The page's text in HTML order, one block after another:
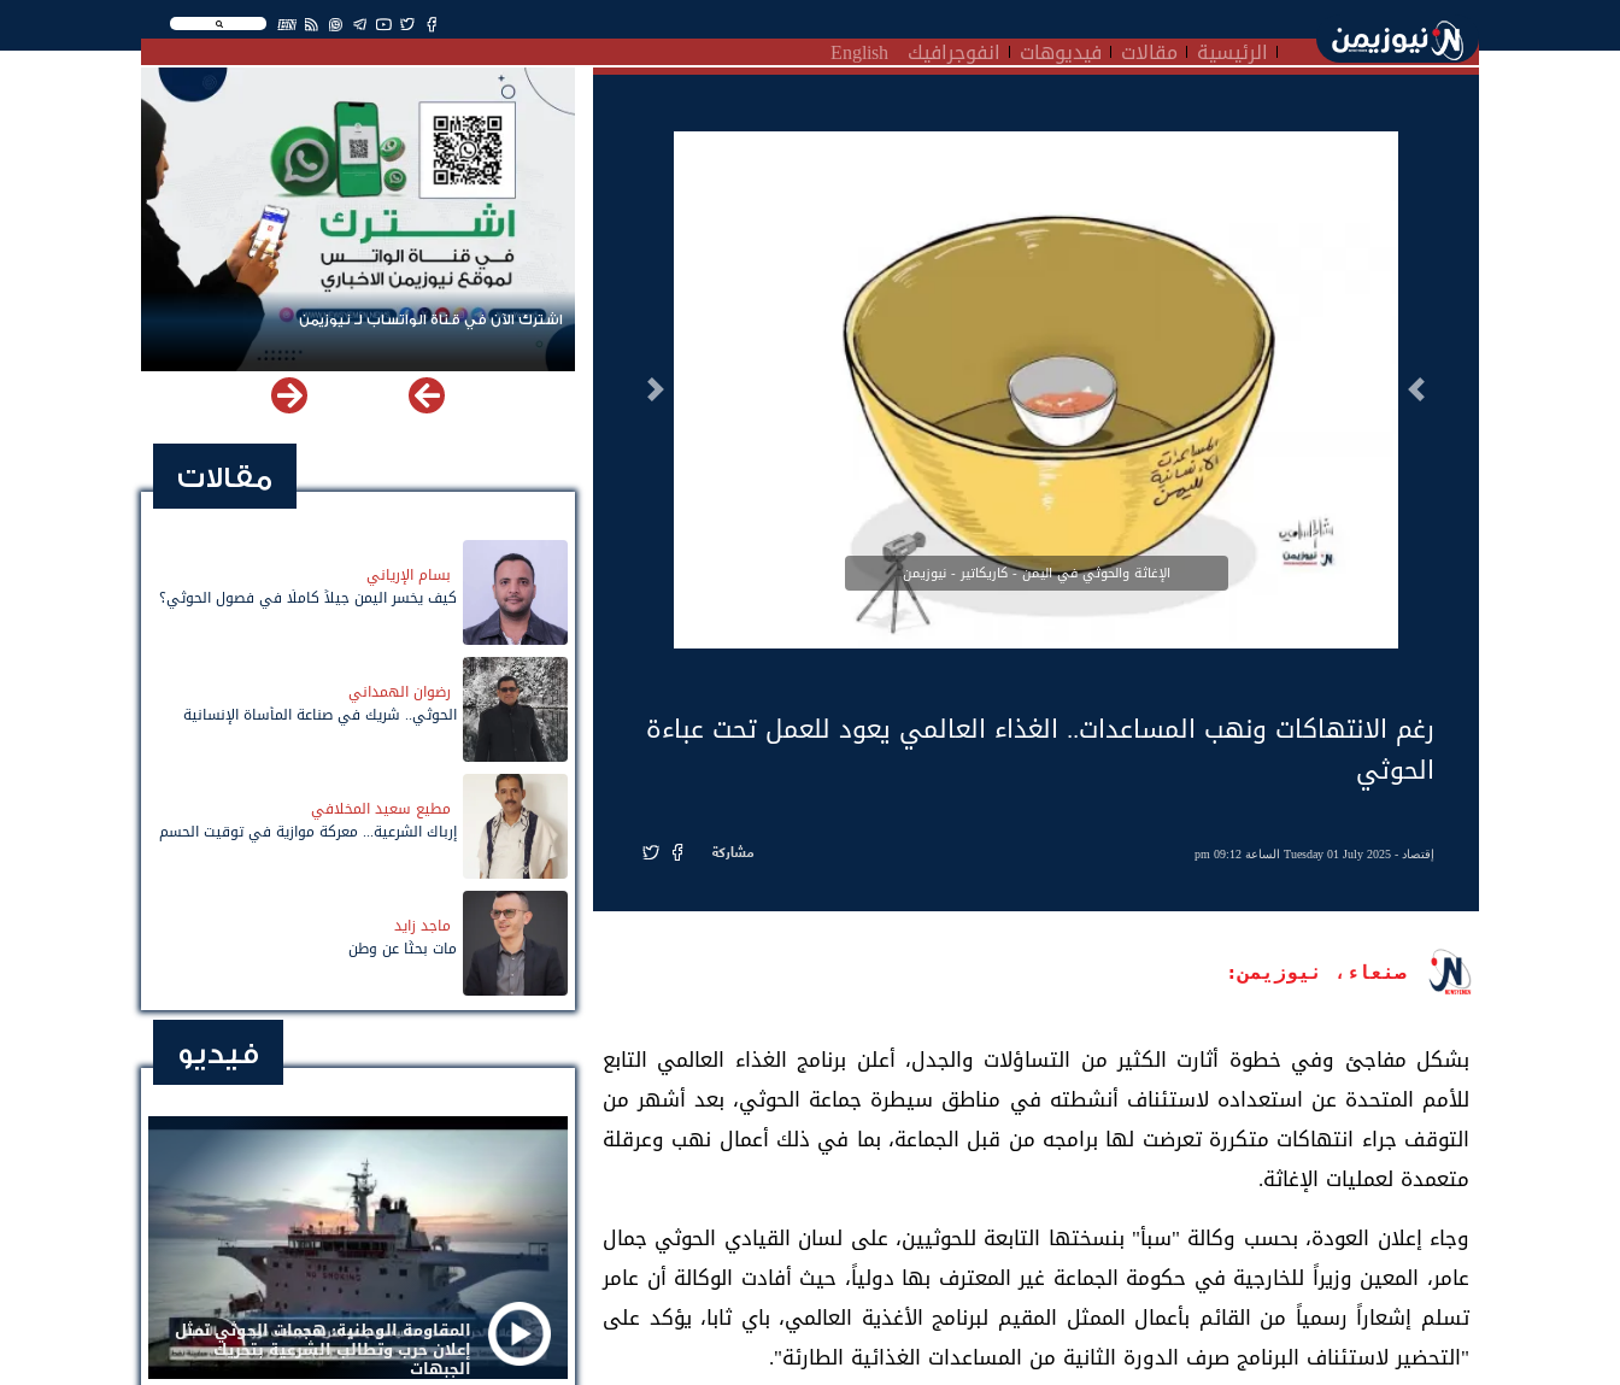
EN
الرئيسية مقالات فيديوهات انفوجرافيك English
الإغاثة والحوثي في اليمن - كاريكاتير - نيوزيمن
السابق التالى
رغم الانتهاكات ونهب المساعدات.. الغذاء العالمي يعود للعمل تحت عباءة
الحوثي
إقتصاد- Tuesday 01 July 2025 الساعة 09:12 pm مشاركة
صنعاء، نيوزيمن:
بشكل مفاجئ وفي خطوة أثارت الكثير من التساؤلات والجدل، أعلن برنامج الغذاء العالمي التابع
للأمم المتحدة عن استعداده لاستئناف أنشطته في مناطق سيطرة جماعة الحوثي، بعد أشهر من
التوقف جراء انتهاكات متكررة تعرضت لها برامجه من قبل الجماعة، بما في ذلك أعمال نهب وعرقلة
متعمدة لعمليات الإغاثة.
وجاء إعلان العودة، بحسب وكالة "سبأ" بنسختها التابعة للحوثيين، على لسان القيادي الحوثي جمال
عامر، المعين وزيراً للخارجية في حكومة الجماعة غير المعترف بها دولياً، حيث أفادت الوكالة أن عامر
تسلم إشعاراً رسمياً من القائم بأعمال الممثل المقيم لبرنامج الأغذية العالمي، باي ثابا، يؤكد على
"التحضير لاستئناف البرنامج صرف الدورة الثانية من المساعدات الغذائية الطارئة".
اشترك الآن في قناة الواتساب لـ نيوزيمن
مقالات
بسام الإرياني
كيف يخسر اليمن جيلاً كاملًا في فصول الحوثي؟
رضوان الهمداني
الحوثي.. شريك في صناعة المأساة الإنسانية
مطيع سعيد المخلافي
إرباك الشرعية... معركة موازية في توقيت الحسم
ماجد زايد
مات بحثًا عن وطن
فيديو
المقاومة الوطنية: هجمات الحوثي تمثل
إعلان حرب وتطالب الشرعية بتحريك
الجبهات